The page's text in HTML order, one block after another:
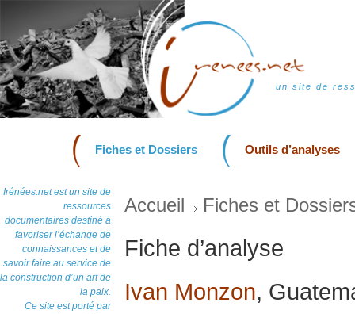
un site de
Fiches et Dossiers Outils d’analyses
Irénées.net est un site de
ressources
documentaires destiné à
favoriser l’échange de
connaissances et de
savoir faire au service de
la construction d’un art de
la paix.
Ce site est porté par
Accueil Fiches et
Fiche d’analyse
Ivan Monzon,